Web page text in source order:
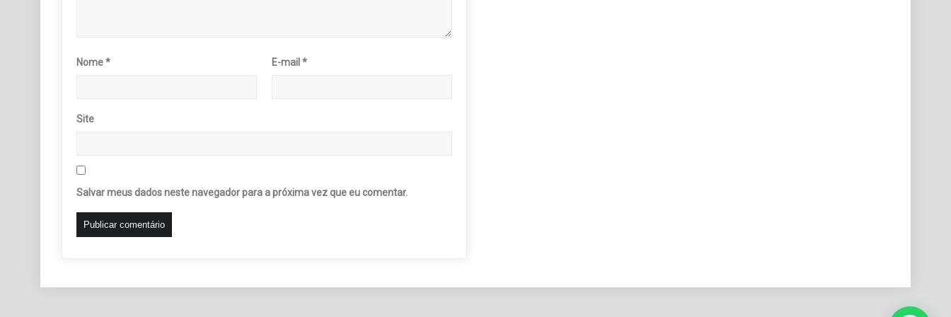
Nome* E-mail*
Site
Salvar meus dados neste navegador para a próxima vez que eu comentar.